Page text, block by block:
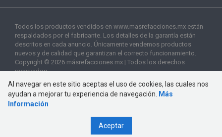
Todos los productos vendidos en www.masrefacciones.mx están
respaldados por el fabricante. Los detalles de la garantía están
descritos en cada anuncio. Únicamente vendemos productos
nuevos y de calidad que garantizan el correcto funcionamiento.
Copyright © 2026 másrefacciones.mx | Todos los derechos
reservados
Al navegar en este sitio aceptas el uso de cookies, las cuales nos
ayudan a mejorar tu experiencia de navegación.
Más
Información
Aceptar